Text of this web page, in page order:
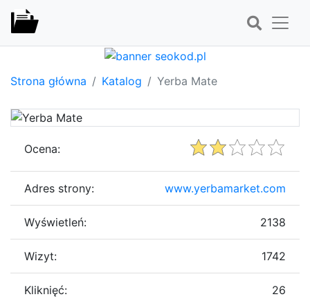
Strona główna Katalog Yerba Mate
Ocena:
Adres strony: www.yerbamarket.com
Wyświetleń: 2138
Wizyt: 1742
Kliknięć: 26